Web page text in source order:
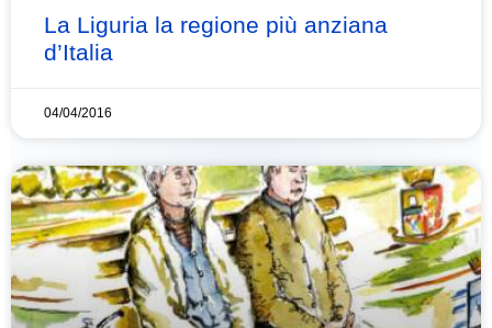
La Liguria la regione più anziana
d’Italia
04/04/2016